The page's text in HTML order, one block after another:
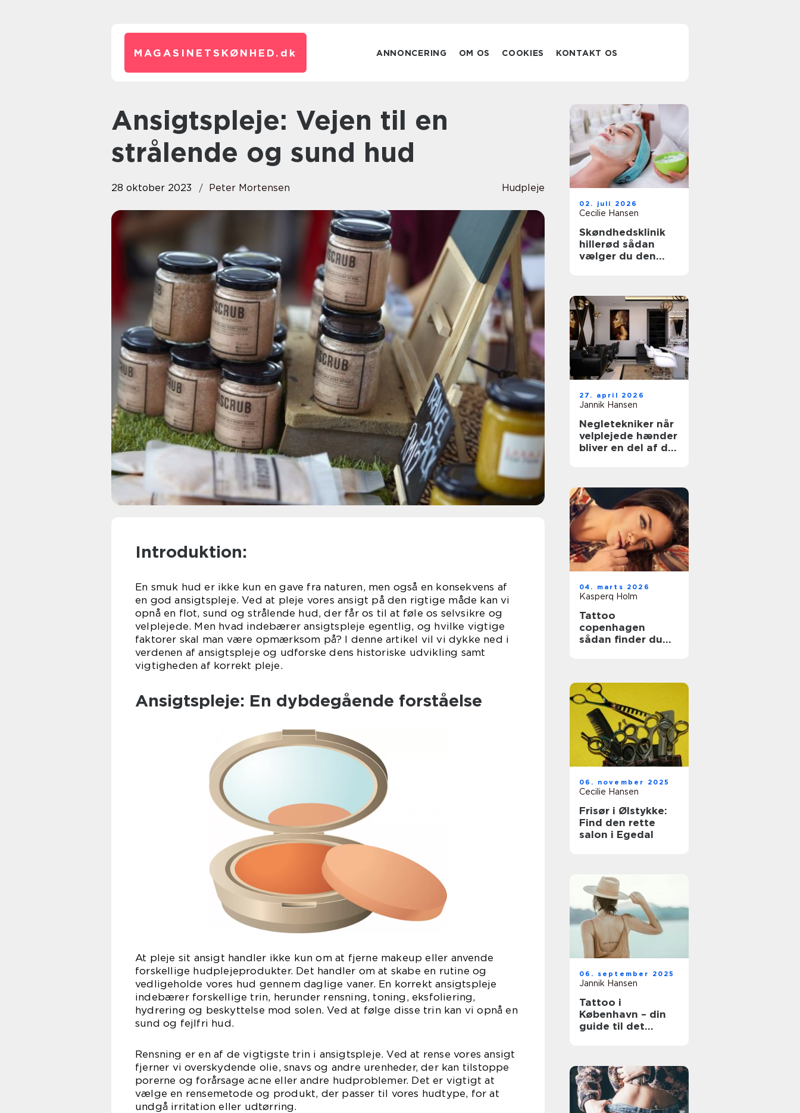
MAGASINETSKØNHED. dk ANNONCERING OM OS COOKIES KONTAKT OS
Ansigtspleje: Vejen til en
strålende og sund hud
28 oktober 2023 Peter Mortensen Hudpleje
Introduktion:
En smuk hud er ikke kun en gave fra naturen, men også en konsekvens af
en god ansigtspleje. Ved at pleje vores ansigt på den rigtige måde kan vi
opnå en flot, sund og strålende hud, der får os til at føle os selvsikre og
velplejede. Men hvad indebærer ansigtspleje egentlig, og hvilke vigtige
faktorer skal man være opmærksom på? I denne artikel vil vi dykke ned i
verdenen af ansigtspleje og udforske dens historiske udvikling samt
vigtigheden af korrekt pleje.
Ansigtspleje: En dybdegående forståelse
At pleje sit ansigt handler ikke kun om at fjerne makeup eller anvende
forskellige hudplejeprodukter. Det handler om at skabe en rutine og
vedligeholde vores hud gennem daglige vaner. En korrekt ansigtspleje
indebærer forskellige trin, herunder rensning, toning, eksfoliering,
hydrering og beskyttelse mod solen. Ved at følge disse trin kan vi opnå en
sund og fejlfri hud.
Rensning er en af de vigtigste trin i ansigtspleje. Ved at rense vores ansigt
fjerner vi overskydende olie, snavs og andre urenheder, der kan tilstoppe
porerne og forårsage acne eller andre hudproblemer. Det er vigtigt at
vælge en rensemetode og produkt, der passer til vores hudtype, for at
undgå irritation eller udtørring.
02. juli 2026
Cecilie Hansen
Skøndhedsklinik
hillerød sådan
vælger du den
27. april 2026
Jannik Hansen
Negletekniker når
velplejede hænder
bliver en del af dit
04. marts 2026
Kasperq Holm
Tattoo
copenhagen
sådan finder du
06. november 2025
Cecilie Hansen
Frisør i Ølstykke:
Find den rette
salon i Egedal
06. september 2025
Jannik Hansen
Tattoo i
København – din
guide til det